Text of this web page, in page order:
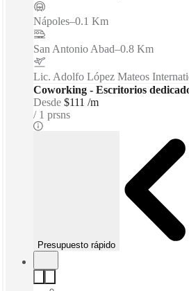
Nápoles–0.1 Km
San Antonio Abad–0.8 Km
Lic. Adolfo López Mateos
Coworking - Escritorios
Desde $111 /m
1 prsns
Presupuesto rápido